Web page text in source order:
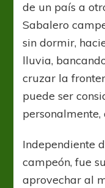
de un país a
Sabalero
sin dormir,
lluvia,
cruzar la
puede ser
personalmente,
Independiente
campeón, fue
aprovechar al